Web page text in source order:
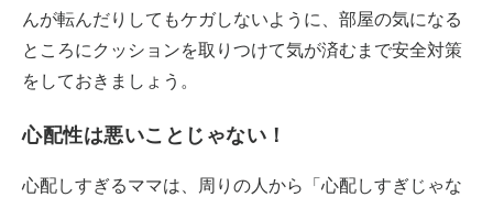
んが転んだりしてもケガしないように、部屋の気になる
ところにクッションを取りつけて気が済むまで安全対策
をしておきましょう。
心配性は悪いことじゃない！
心配しすぎるママは、周りの人から「心配しすぎじゃな